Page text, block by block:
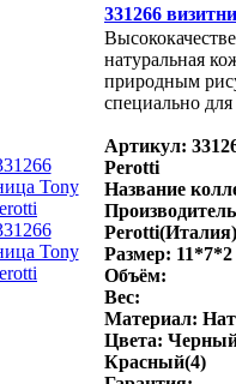
331266
натуральная
природным
специально
Артикул:
Perotti
Название
Perotti(Италия)
Размер: 11*7*2
Объём:
Вес:
Материал:
Цвета:
Красный(4)